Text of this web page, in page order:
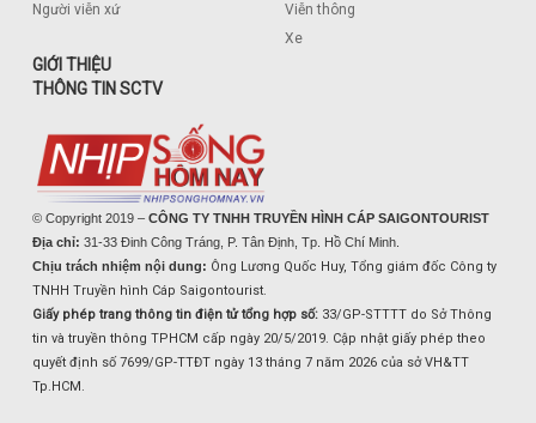
Người viễn xứ
Viễn thông
Xe
GIỚI THIỆU
THÔNG TIN SCTV
© Copyright 2019 – CÔNG TY TNHH TRUYỀN HÌNH CÁP SAIGONTOURIST
Địa chỉ: 31-33 Đinh Công Tráng, P. Tân Định, Tp. Hồ Chí Minh.
Chịu trách nhiệm nội dung: Ông Lương Quốc Huy, Tổng giám đốc Công ty
TNHH Truyền hình Cáp Saigontourist.
Giấy phép trang thông tin điện tử tổng hợp số: 33/GP-STTTT do Sở Thông
tin và truyền thông TPHCM cấp ngày 20/5/2019. Cập nhật giấy phép theo
quyết định số 7699/GP-TTĐT ngày 13 tháng 7 năm 2026 của sở VH&TT
Tp.HCM.